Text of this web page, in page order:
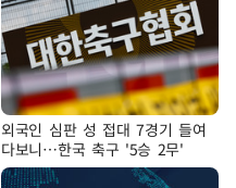
외국인 심판 성 접대 7경기 들여
다보니…한국 축구 '5승 2무'